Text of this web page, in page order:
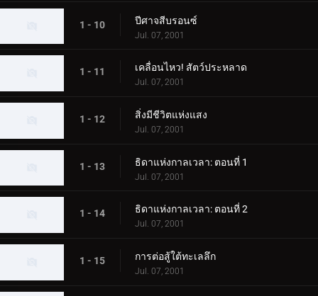
1 - 10 ปีศาจสีบรอนซ์
Jul. 07, 2001
1 - 11 เคลื่อนไหว! สัตว์ประหลาด
Jul. 07, 2001
1 - 12 สิ่งมีชีวิตแห่งแสง
Jul. 07, 2001
1 - 13 ธิดาแห่งกาลเวลา: ตอนที่ 1
Jul. 07, 2001
1 - 14 ธิดาแห่งกาลเวลา: ตอนที่ 2
Jul. 07, 2001
1 - 15 การต่อสู้ใต้ทะเลลึก
Jul. 07, 2001